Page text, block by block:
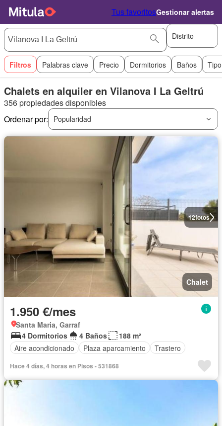
Tus favoritosGestionar alertas
Distrito
Filtros Palabras clave Precio Dormitorios Baños
Chalets en alquiler en Vilanova I La Geltrú
356 propiedades disponibles
Ordenar por:
Popularidad
12fotos
Chalet
1.950 €/mes
Santa Maria, Garraf
4 Dormitorios
4 Baños
188 m²
Aire acondicionado
Plaza aparcamiento Trastero
Hace 4 días, 4 horas en Pisos - 531868